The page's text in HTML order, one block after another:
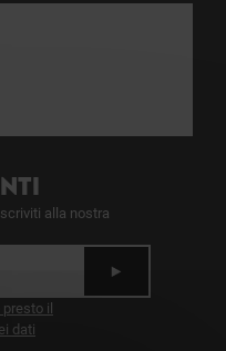
alla nostra
presto il
dati